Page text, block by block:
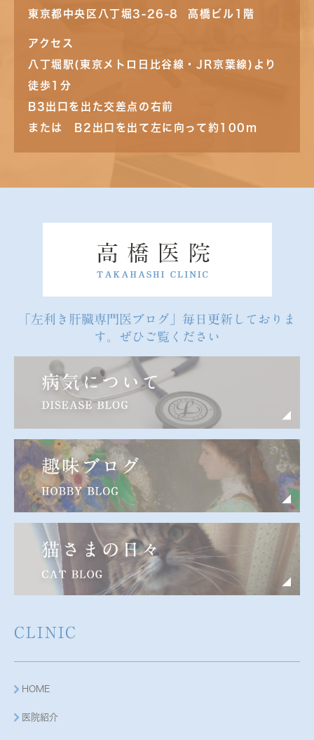
東京都中央区八丁堀3-26-8 高橋ビル1階
アクセス
八丁堀駅(東京メトロ日比谷線・JR京葉線)より
徒歩1分
B3出口を出た交差点の右前
または B2出口を出て左に向って約100m
「左利き肝臓専門医ブログ」毎日更新しておりま
す。ぜひご覧ください
CLINIC
HOME
医院紹介